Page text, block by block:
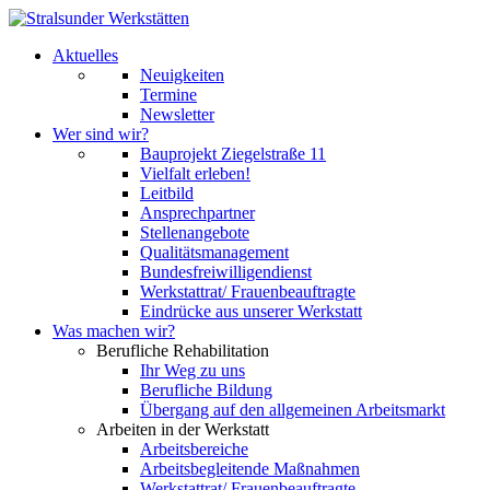
Aktuelles
Neuigkeiten
Termine
Newsletter
Wer sind wir?
Bauprojekt Ziegelstraße 11
Vielfalt erleben!
Leitbild
Ansprechpartner
Stellenangebote
Qualitätsmanagement
Bundesfreiwilligendienst
Werkstattrat/ Frauenbeauftragte
Eindrücke aus unserer Werkstatt
Was machen wir?
Berufliche Rehabilitation
Ihr Weg zu uns
Berufliche Bildung
Übergang auf den allgemeinen Arbeitsmarkt
Arbeiten in der Werkstatt
Arbeitsbereiche
Arbeitsbegleitende Maßnahmen